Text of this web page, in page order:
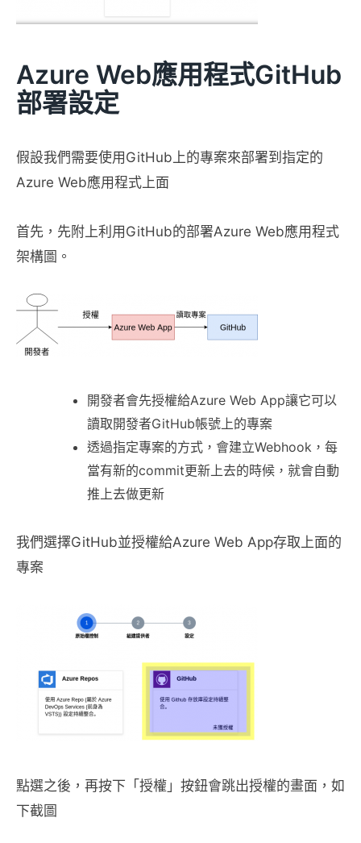
Azure Web應用程式GitHub
部署設定
假設我們需要使用GitHub上的專案來部署到指定的
Azure Web應用程式上面
首先，先附上利用GitHub的部署Azure Web應用程式
架構圖。
開發者會先授權給Azure Web App讓它可以
讀取開發者GitHub帳號上的專案
透過指定專案的方式，會建立Webhook，每
當有新的commit更新上去的時候，就會自動
推上去做更新
我們選擇GitHub並授權給Azure Web App存取上面的
專案
點選之後，再按下「授權」按鈕會跳出授權的畫面，如
下截圖